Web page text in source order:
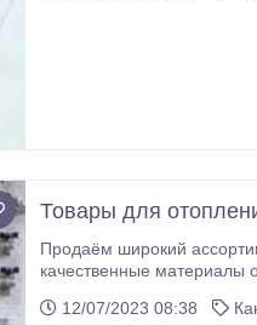
Товары для
Продаём широкий ассортимент материалов для
качественные материалы от
радиаторов и многое
12/07/2023 08:38